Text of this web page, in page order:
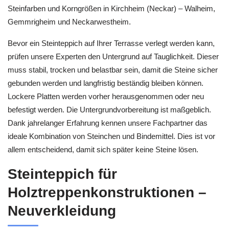
Steinfarben und Korngrößen in Kirchheim (Neckar) – Walheim,
Gemmrigheim und Neckarwestheim.
Bevor ein Steinteppich auf Ihrer Terrasse verlegt werden kann,
prüfen unsere Experten den Untergrund auf Tauglichkeit. Dieser
muss stabil, trocken und belastbar sein, damit die Steine sicher
gebunden werden und langfristig beständig bleiben können.
Lockere Platten werden vorher herausgenommen oder neu
befestigt werden. Die Untergrundvorbereitung ist maßgeblich.
Dank jahrelanger Erfahrung kennen unsere Fachpartner das
ideale Kombination von Steinchen und Bindemittel. Dies ist vor
allem entscheidend, damit sich später keine Steine lösen.
Steinteppich für
Holztreppenkonstruktionen –
Neuverkleidung